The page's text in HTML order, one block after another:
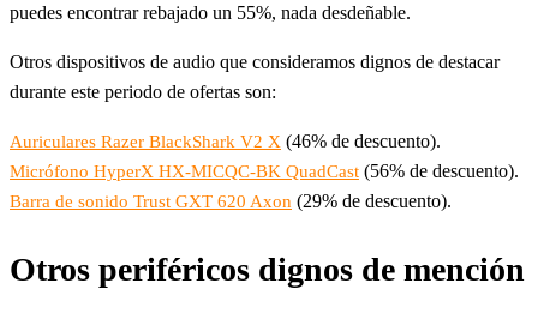
puedes encontrar rebajado un 55%, nada desdeñable.
Otros dispositivos de audio que consideramos dignos de destacar
durante este periodo de ofertas son:
Auriculares Razer BlackShark V2 X (46% de descuento).
Micrófono HyperX HX-MICQC-BK QuadCast (56% de descuento).
Barra de sonido Trust GXT 620 Axon (29% de descuento).
Otros periféricos dignos de mención